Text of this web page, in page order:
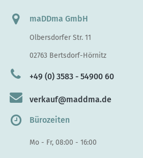
maDDma GmbH
Olbersdorfer Str. 11
02763 Bertsdorf-Hörnitz
+49 (0) 3583 - 54900 60
verkauf@maddma.de
Bürozeiten
Mo - Fr, 08:00 - 16:00